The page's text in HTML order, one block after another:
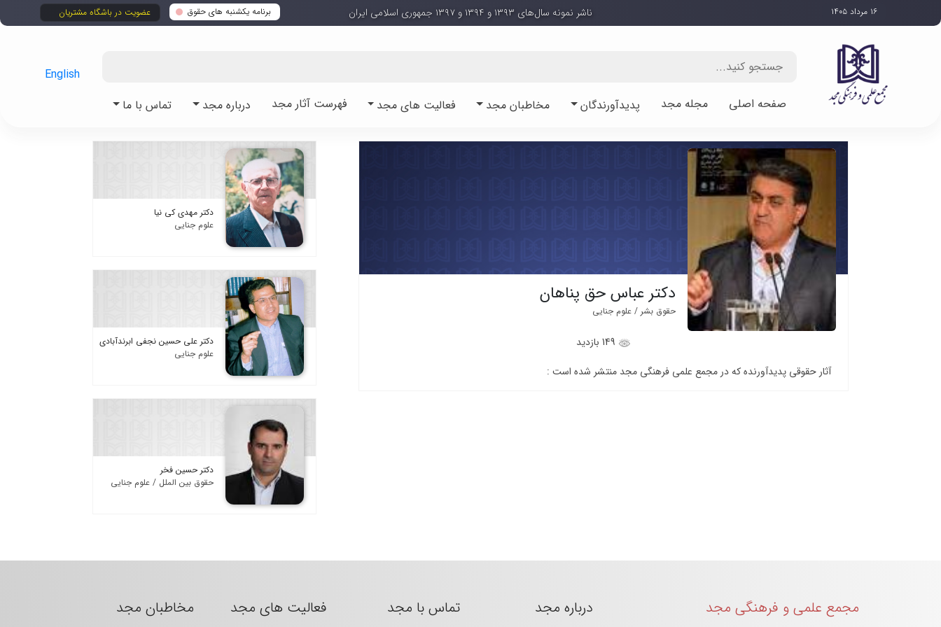
برنامه یکشنبه های حقوق عضویت در باشگاه مشتریان ۱۶ مرداد ۱۴۰۵ ناشر نمونه سال‌های ۱۳۹۳ و ۱۳۹۴ و ۱۳۹۷ جمهوری اسلامی ایران
صفحه اصلی مجله مجد پدیدآورندگان مخاطبان مجد فعالیت های مجد فهرست آثار مجد درباره مجد تماس با ما
English
دکتر عباس حق پناهان
حقوق بشر / علوم جنایی
آثار حقوقی پدیدآورنده که در مجمع علمی فرهنگی مجد منتشر شده است :
دکتر مهدی کی نیا
علوم جنایی
دکتر علی حسین نجفی ابرندآبادی
علوم جنایی
دکتر حسین فخر
حقوق بین الملل / علوم جنایی
مجمع علمی و فرهنگی مجد درباره مجد تماس با مجد فعالیت های مجد مخاطبان مجد